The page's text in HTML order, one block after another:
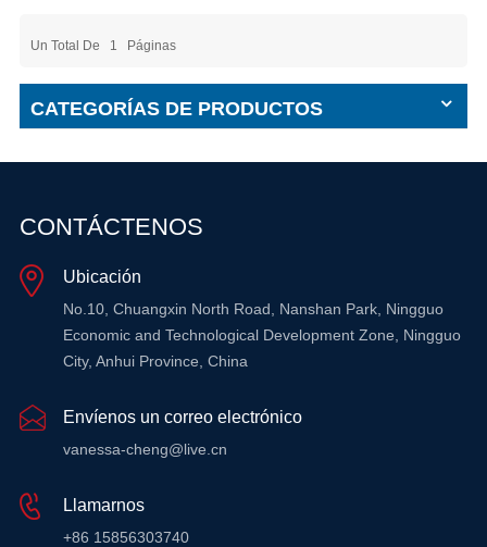
Un Total De 1 Páginas
CATEGORÍAS DE PRODUCTOS
CONTÁCTENOS
Ubicación
No.10, Chuangxin North Road, Nanshan Park, Ningguo
Economic and Technological Development Zone, Ningguo
City, Anhui Province, China
Envíenos un correo electrónico
vanessa-cheng@live.cn
Llamarnos
+86 15856303740